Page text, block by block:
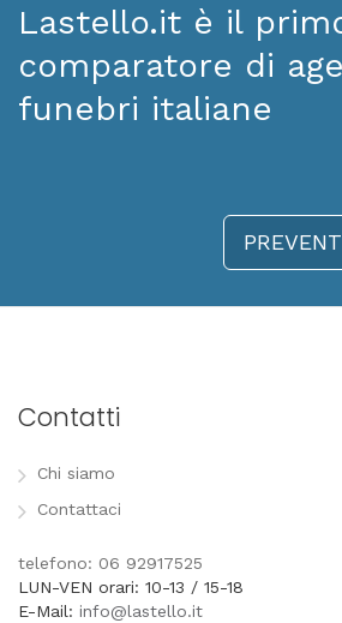
Lastello.it è il
comparatore di
funebri italiane
Contatti
Chi siamo
Contattaci
telefono: 06 92917525
LUN-VEN orari: 10-13 / 15-18
E-Mail: info@lastello.it